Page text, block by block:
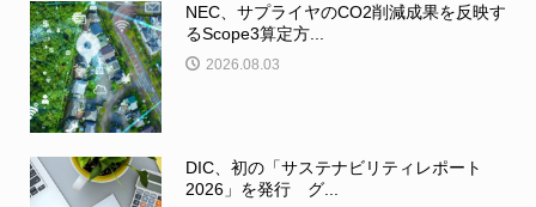
NEC、サプライヤのCO2削減成果を反映す
るScope3算定方...
2026.08.03
DIC、初の「サステナビリティレポート
2026」を発行 グ...